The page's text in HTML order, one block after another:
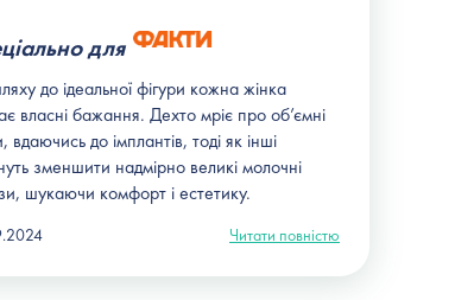
для
до ідеальної фігури кожна жінка
власні бажання. Дехто мріє про об’ємні
вдаючись до імплантів, тоді як інші
зменшити надмірно великі молочні
шукаючи комфорт і естетику.
Читати повністю